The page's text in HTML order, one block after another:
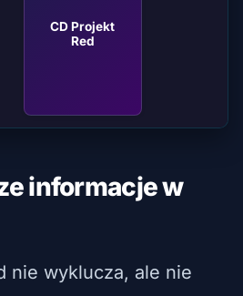
CD Projekt
Red
informacje w
nie wyklucza, ale nie